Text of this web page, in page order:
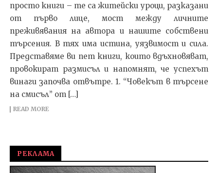
просто книги – те са житейски уроци, разказани
от първо лице, мост между личните
преживявания на автора и нашите собствени
търсения. В тях има истина, уязвимост и сила.
Представяме ви пет книги, които вдъхновяват,
провокират размисъл и напомнят, че успехът
винаги започва отвътре. 1. “Човекът в търсене
на смисъл” от […]
READ MORE
РЕКЛАМА